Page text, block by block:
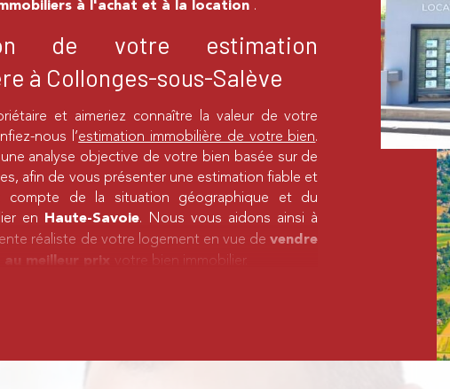
à l'achat et à la location .
de votre estimation
à Collonges-sous-Salève
et aimeriez connaître la valeur de votre
nous l’estimation immobilière de votre bien.
analyse objective de votre bien basée sur de
afin de vous présenter une estimation fiable et
compte de la situation géographique et du
en
Haute-Savoie. Nous vous aidons ainsi à
réaliste de votre logement en vue devendre
meilleur prix votre bien immobilier.
sous-Salève? Type de logement,